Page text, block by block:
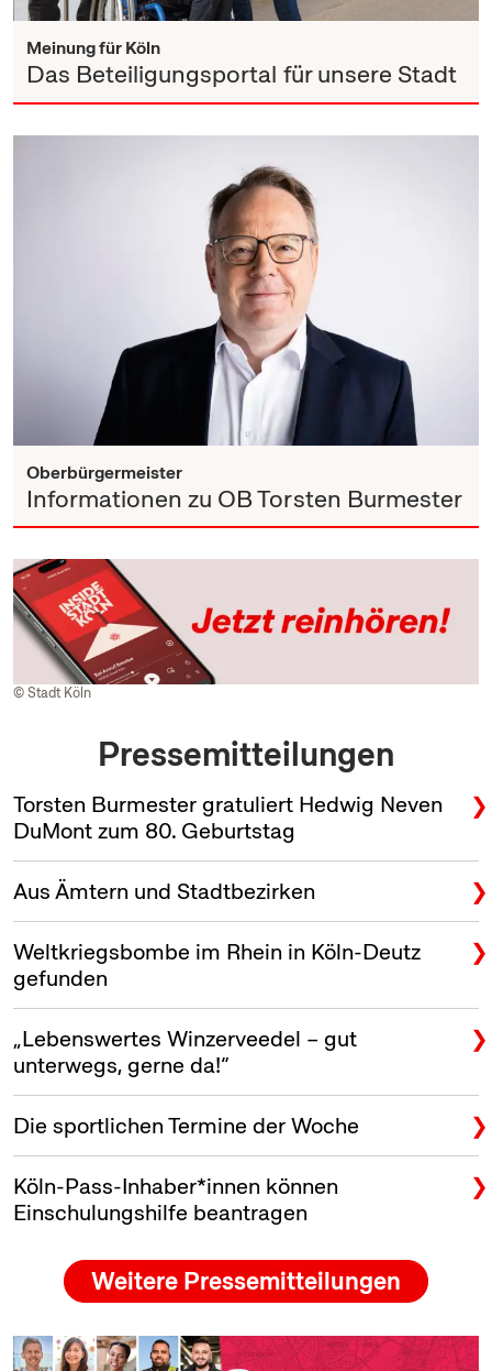
Meinung für Köln
Das Beteiligungsportal für unsere Stadt
Oberbürgermeister
Informationen zu OB Torsten Burmester
© Stadt Köln
Pressemitteilungen
Torsten Burmester gratuliert Hedwig Neven
DuMont zum 80. Geburtstag
Aus Ämtern und Stadtbezirken
Weltkriegsbombe im Rhein in Köln-Deutz
gefunden
„Lebenswertes Winzerveedel – gut
unterwegs, gerne da!“
Die sportlichen Termine der Woche
Köln-Pass-Inhaber*innen können
Einschulungshilfe beantragen
Weitere Pressemitteilungen